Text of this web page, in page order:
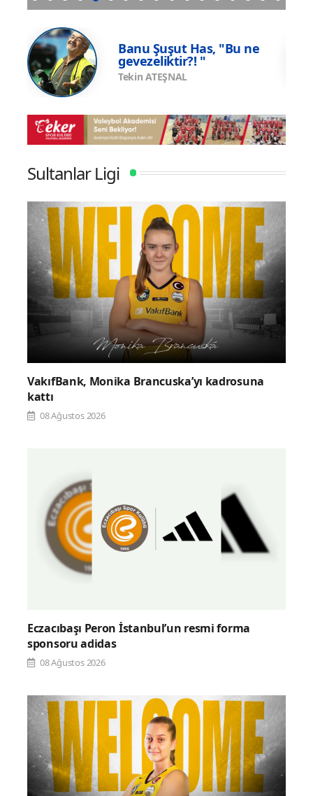
Galatasaray Efe Mandıracı transferini resmi
Banu Şuşut Has, "Bu ne
gevezeliktir?! "
Tekin ATEŞNAL
Sultanlar Ligi
VakıfBank, Monika Brancuska’yı kadrosuna
kattı
08 Ağustos 2026
Eczacıbaşı Peron İstanbul’un resmi forma
sponsoru adidas
08 Ağustos 2026